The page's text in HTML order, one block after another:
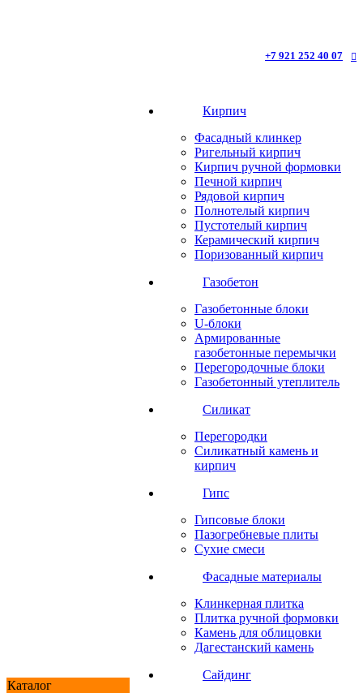
+7 921 252 40 07
Каталог
Кирпич
Фасадный клинкер
Ригельный кирпич
Кирпич ручной формовки
Печной кирпич
Рядовой кирпич
Полнотелый кирпич
Пустотелый кирпич
Керамический кирпич
Поризованный кирпич
Газобетон
Газобетонные блоки
U-блоки
Армированные
газобетонные перемычки
Перегородочные блоки
Газобетонный утеплитель
Силикат
Перегородки
Силикатный камень и
кирпич
Гипс
Гипсовые блоки
Пазогребневые плиты
Сухие смеси
Фасадные материалы
Клинкерная плитка
Плитка ручной формовки
Камень для облицовки
Дагестанский камень
Сайдинг